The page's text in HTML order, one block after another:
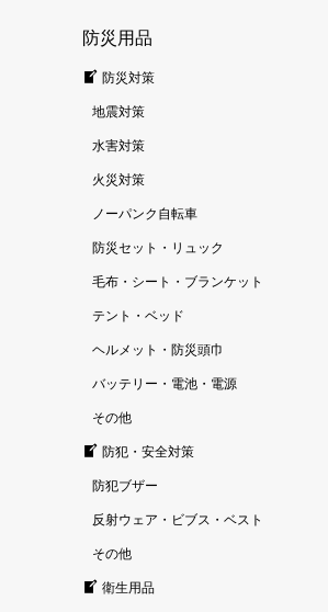
防災用品
防災対策
地震対策
水害対策
火災対策
ノーパンク自転車
防災セット・リュック
毛布・シート・ブランケット
テント・ベッド
ヘルメット・防災頭巾
バッテリー・電池・電源
その他
防犯・安全対策
防犯ブザー
反射ウェア・ビブス・ベスト
その他
衛生用品